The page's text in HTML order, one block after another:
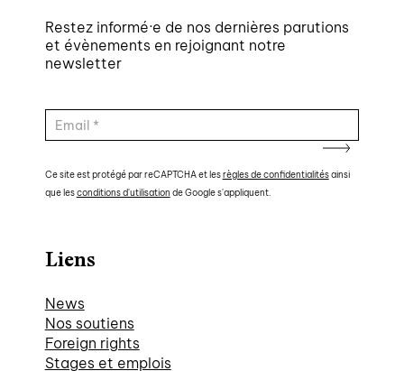
Restez informé·e de nos dernières parutions
et évènements en rejoignant notre
newsletter
Ce site est protégé par reCAPTCHA et lesrègles de confidentialitésainsi
que lesconditions d'utilisation de Google s'appliquent.
Liens
News
Nos soutiens
Foreign rights
Stages et emplois